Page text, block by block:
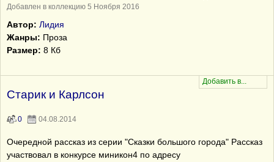
Добавлен в коллекцию 5 Ноября 2016
Автор: Лидия
Жанры: Проза
Размер: 8 Кб
Старик и Карлсон
0 04.08.2014
Очередной рассказ из серии "Сказки большого города" Рассказ
участвовал в конкурсе миникон4 по адресу